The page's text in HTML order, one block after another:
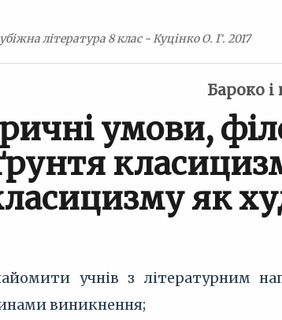
література 8 клас - Куцінко О. Г. 2017
Бароко
умови,
як
учнів з літературним
виникнення;